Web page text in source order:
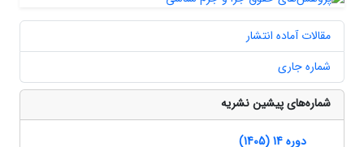
مقالات آماده انتشار
شماره جاری
شماره‌های پیشین نشریه
دوره 14 (1405)